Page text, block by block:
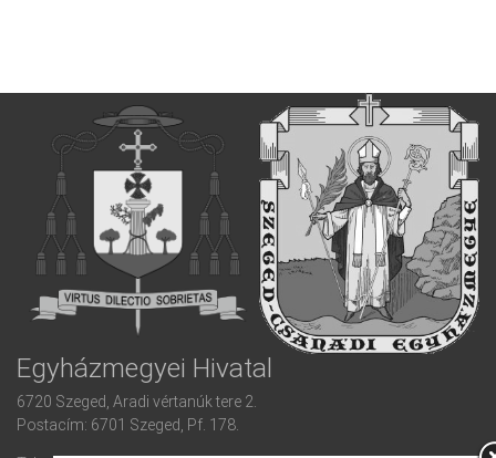
Egyházmegyei Hivatal
6720 Szeged, Aradi vértanúk tere 2.
Postacím: 6701 Szeged, Pf. 178.